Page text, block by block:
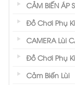
CẢM BIẾN ÁP
Đồ Chơi Phụ
CAMERA Lùi
Đồ Chơi Phụ
Cảm Biến Lùi